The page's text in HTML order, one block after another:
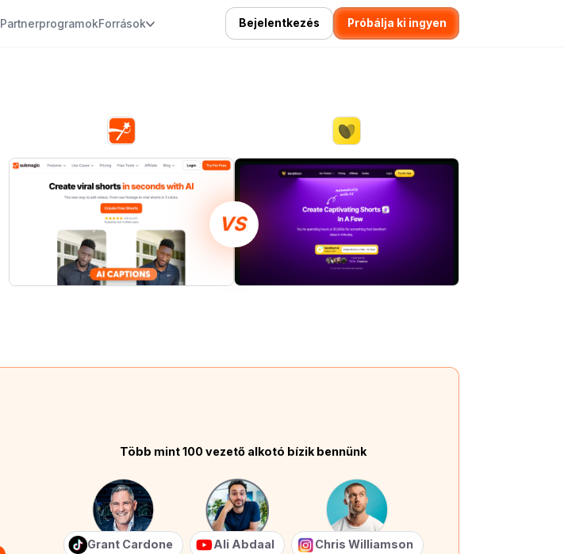
PartnerprogramokForrások Bejelentkezés Próbálja ki ingyen
VS
Több mint 100 vezető alkotó bízik bennünk
Grant Cardone Ali Abdaal Chris Williamson